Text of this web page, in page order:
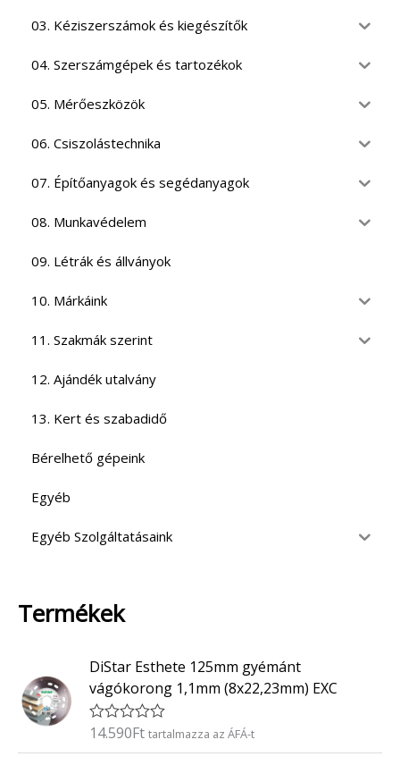
03. Kéziszerszámok és kiegészítők
04. Szerszámgépek és tartozékok
05. Mérőeszközök
06. Csiszolástechnika
07. Építőanyagok és segédanyagok
08. Munkavédelem
09. Létrák és állványok
10. Márkáink
11. Szakmák szerint
12. Ajándék utalvány
13. Kert és szabadidő
Bérelhető gépeink
Egyéb
Egyéb Szolgáltatásaink
Termékek
DiStar Esthete 125mm gyémánt
vágókorong 1,1mm (8x22,23mm) EXC
É14.590Ft tartalmazza az ÁFÁ-t